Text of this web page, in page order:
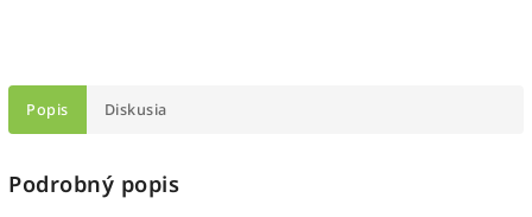
Popis Diskusia
Podrobný popis